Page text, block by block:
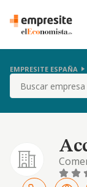
EMPRESITE ESPAÑA
Buscar